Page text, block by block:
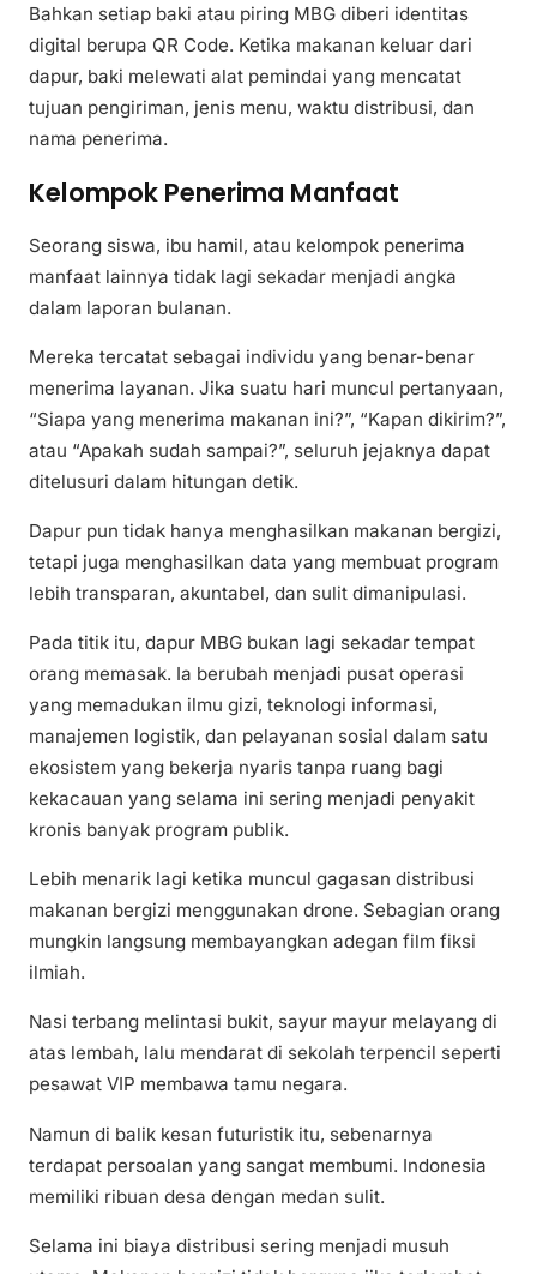
Bahkan setiap baki atau piring MBG diberi identitas
digital berupa QR Code. Ketika makanan keluar dari
dapur, baki melewati alat pemindai yang mencatat
tujuan pengiriman, jenis menu, waktu distribusi, dan
nama penerima.
Kelompok Penerima Manfaat
Seorang siswa, ibu hamil, atau kelompok penerima
manfaat lainnya tidak lagi sekadar menjadi angka
dalam laporan bulanan.
Mereka tercatat sebagai individu yang benar-benar
menerima layanan. Jika suatu hari muncul pertanyaan,
“Siapa yang menerima makanan ini?”, “Kapan dikirim?”,
atau “Apakah sudah sampai?”, seluruh jejaknya dapat
ditelusuri dalam hitungan detik.
Dapur pun tidak hanya menghasilkan makanan bergizi,
tetapi juga menghasilkan data yang membuat program
lebih transparan, akuntabel, dan sulit dimanipulasi.
Pada titik itu, dapur MBG bukan lagi sekadar tempat
orang memasak. Ia berubah menjadi pusat operasi
yang memadukan ilmu gizi, teknologi informasi,
manajemen logistik, dan pelayanan sosial dalam satu
ekosistem yang bekerja nyaris tanpa ruang bagi
kekacauan yang selama ini sering menjadi penyakit
kronis banyak program publik.
Lebih menarik lagi ketika muncul gagasan distribusi
makanan bergizi menggunakan drone. Sebagian orang
mungkin langsung membayangkan adegan film fiksi
ilmiah.
Nasi terbang melintasi bukit, sayur mayur melayang di
atas lembah, lalu mendarat di sekolah terpencil seperti
pesawat VIP membawa tamu negara.
Namun di balik kesan futuristik itu, sebenarnya
terdapat persoalan yang sangat membumi. Indonesia
memiliki ribuan desa dengan medan sulit.
Selama ini biaya distribusi sering menjadi musuh